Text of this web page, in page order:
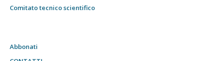
Comitato tecnico scientifico
Abbonati